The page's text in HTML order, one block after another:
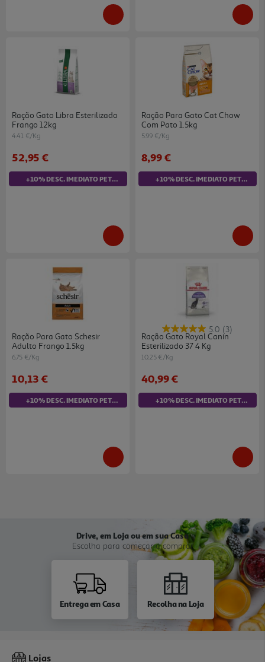
Ração Gato Libra Esterilizado
Frango 12kg
4.41 €/Kg
52,95 €
+10% DESC. IMEDIATO PET CLUB
Ração Para Gato Cat Chow
Com Pato 1.5kg
5.99 €/Kg
8,99 €
+10% DESC. IMEDIATO PET CLUB
Ração Para Gato Schesir
Adulto Frango 1.5kg
6.75 €/Kg
10,13 €
+10% DESC. IMEDIATO PET CLUB
5.0 (3)
Ração Gato Royal Canin
Esterilizado 37 4 Kg
10.25 €/Kg
40,99 €
+10% DESC. IMEDIATO PET CLUB
Drive, em Loja ou em sua Casa
Escolha para começar a comprar
Entrega em Casa Recolha na Loja
Lojas